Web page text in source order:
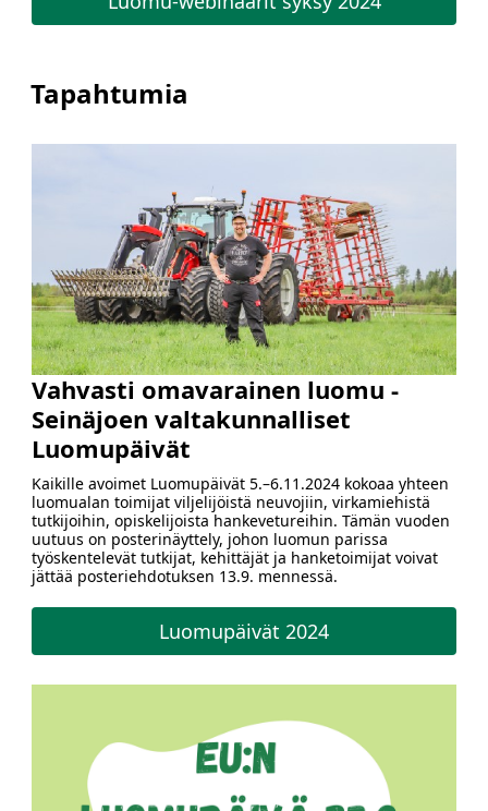
Tapahtumia
Vahvasti omavarainen luomu -
Seinäjoen valtakunnalliset
Luomupäivät
Kaikille avoimet Luomupäivät 5.–6.11.2024 kokoaa yhteen
luomualan toimijat viljelijöistä neuvojiin, virkamiehistä
tutkijoihin, opiskelijoista hankevetureihin. Tämän vuoden
uutuus on posterinäyttely, johon luomun parissa
työskentelevät tutkijat, kehittäjät ja hanketoimijat voivat
jättää posteriehdotuksen 13.9. mennessä.
Luomupäivät 2024